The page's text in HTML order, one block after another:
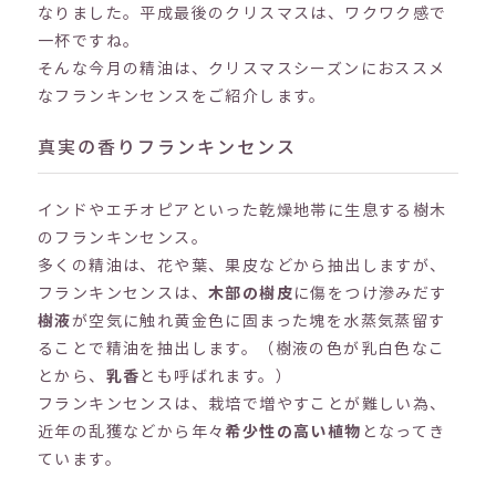
なりました。平成最後のクリスマスは、ワクワク感で
一杯ですね。
そんな今月の精油は、クリスマスシーズンにおススメ
なフランキンセンスをご紹介します。
真実の香りフランキンセンス
インドやエチオピアといった乾燥地帯に生息する樹木
のフランキンセンス。
多くの精油は、花や葉、果皮などから抽出しますが、
フランキンセンスは、 木部の樹皮に傷をつけ滲みだす
樹液が空気に触れ黄金色に固まった塊を水蒸気蒸留す
ることで精油を抽出します。（樹液の色が乳白色なこ
とから、 乳香 とも呼ばれます。）
フランキンセンスは、栽培で増やすことが難しい為、
近年の乱獲などから年々 希少性の高い植物 となってき
ています。